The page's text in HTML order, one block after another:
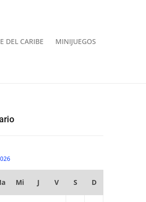
DEL CARIBE MINIJUEGOS
Mi J V S D